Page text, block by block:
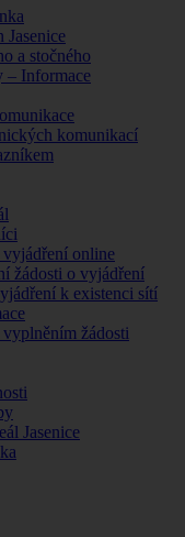
Jasenice
a stočného
– Informace
komunikací
vyjádření online
žádosti o vyjádření
k existenci sítí
žádosti
Jasenice